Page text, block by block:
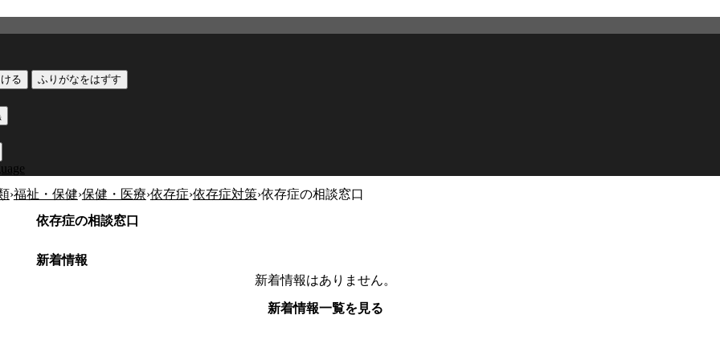
る ふりがなをはずす
›福祉・保健›保健・医療›依存症›依存症対策›依存症の相談窓口
依存症の相談窓口
新着情報
新着情報はありません。
新着情報一覧を見る